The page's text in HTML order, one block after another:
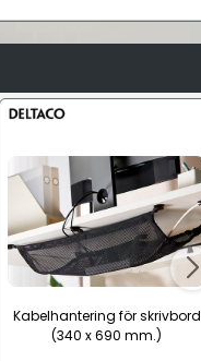
Kabelhantering för skrivbord
(340 x 690 mm.)